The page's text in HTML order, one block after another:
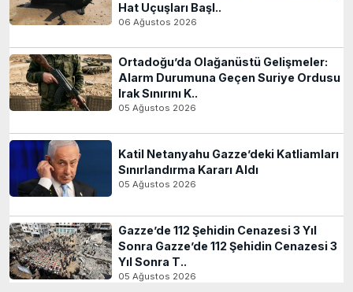
Hat Uçuşları Başl..
06 Ağustos 2026
Ortadoğu’da Olağanüstü Gelişmeler:
Alarm Durumuna Geçen Suriye Ordusu
Irak Sınırını K..
05 Ağustos 2026
Katil Netanyahu Gazze’deki Katliamları
Sınırlandırma Kararı Aldı
05 Ağustos 2026
Gazze’de 112 Şehidin Cenazesi 3 Yıl
Sonra Gazze’de 112 Şehidin Cenazesi 3
Yıl Sonra T..
05 Ağustos 2026